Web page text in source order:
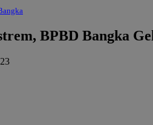
Ekstrem,
BPBDBPBD Bangka